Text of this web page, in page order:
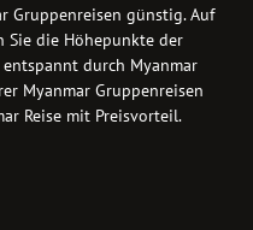
Gruppenreisen günstig. Auf
Sie die Höhepunkte der
durch Myanmar
Myanmar Gruppenreisen
Reise mit Preisvorteil.